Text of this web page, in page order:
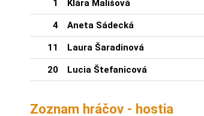
1 Klára Mališová
4 Aneta Sádecká
11 Laura Šaradinová
20 Lucia Štefanicová
Zoznam hráčov - hostia